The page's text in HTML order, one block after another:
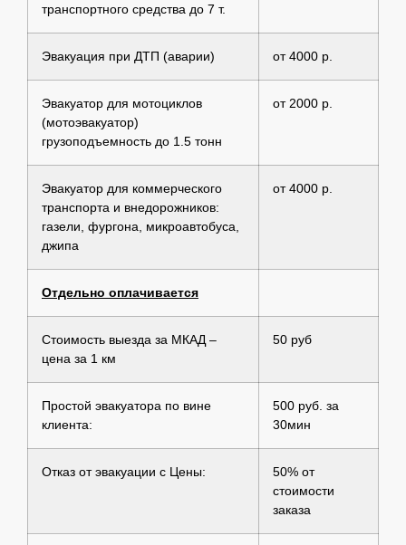
транспортного средства до 7 т.
Эвакуация при ДТП (аварии) от 4000 р.
Эвакуатор для мотоциклов
(мотоэвакуатор)
грузоподъемность до 1.5 тонн
от 2000 р.
Эвакуатор для коммерческого
транспорта и внедорожников:
газели, фургона, микроавтобуса,
джипа
от 4000 р.
Отдельно оплачивается
Стоимость выезда за МКАД –
цена за 1 км
50 руб
Простой эвакуатора по вине
клиента:
500 руб. за
30мин
Отказ от эвакуации с Цены:
50% от
стоимости
заказа